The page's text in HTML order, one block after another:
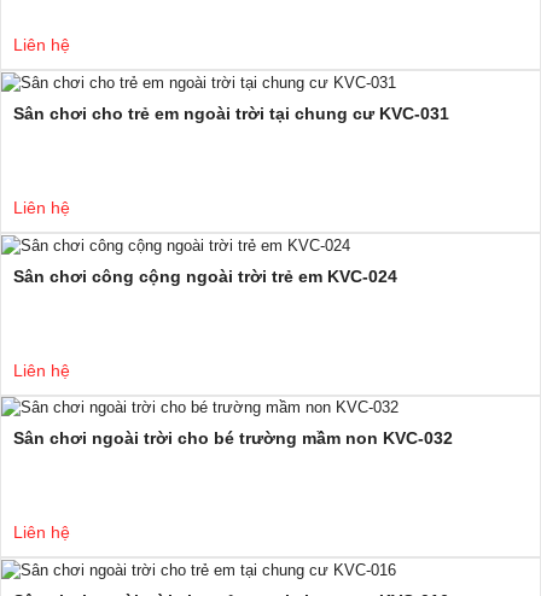
Liên hệ
Sân chơi cho trẻ em ngoài trời tại chung cư KVC-031
Liên hệ
Sân chơi công cộng ngoài trời trẻ em KVC-024
Liên hệ
Sân chơi ngoài trời cho bé trường mầm non KVC-032
Liên hệ